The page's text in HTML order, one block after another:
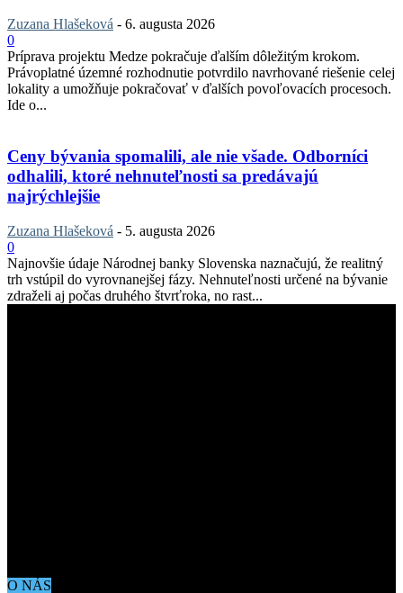
Zuzana Hlašeková - 6. augusta 2026
0
Príprava projektu Medze pokračuje ďalším dôležitým krokom.
Právoplatné územné rozhodnutie potvrdilo navrhované riešenie celej
lokality a umožňuje pokračovať v ďalších povoľovacích procesoch.
Ide o...
Ceny bývania spomalili, ale nie všade. Odborníci
odhalili, ktoré nehnuteľnosti sa predávajú
najrýchlejšie
Zuzana Hlašeková - 5. augusta 2026
0
Najnovšie údaje Národnej banky Slovenska naznačujú, že realitný
trh vstúpil do vyrovnanejšej fázy. Nehnuteľnosti určené na bývanie
zdraželi aj počas druhého štvrťroka, no rast...
O NÁS